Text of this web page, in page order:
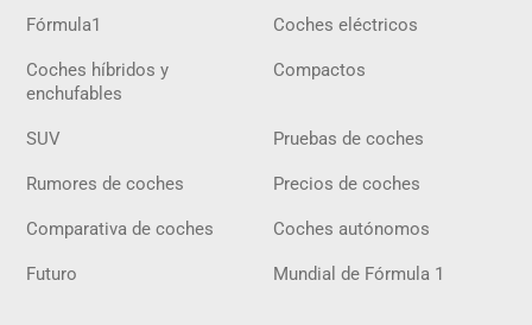
Fórmula1 Coches eléctricos
Coches híbridos y
enchufables
Compactos
SUV Pruebas de coches
Rumores de coches Precios de coches
Comparativa de coches Coches autónomos
Futuro Mundial de Fórmula 1